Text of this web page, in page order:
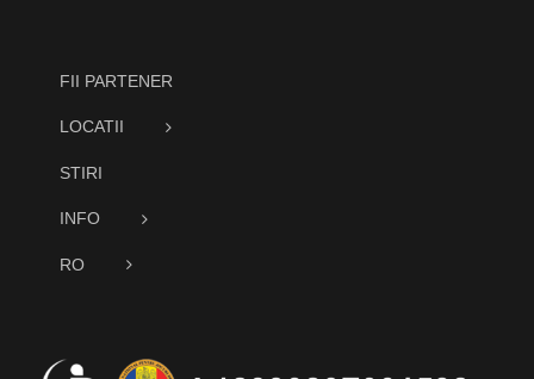
FII PARTENER
LOCATII
STIRI
INFO
RO